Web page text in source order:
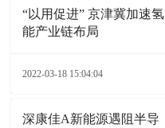
“以用促进” 京津冀加速氢
能产业链布局
2022-03-18 15:04:04
深康佳A新能源遇阻半导